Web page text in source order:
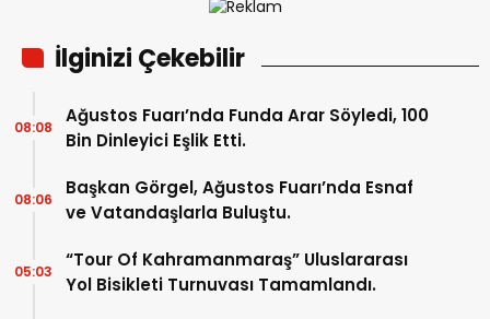
İlginizi Çekebilir
Ağustos Fuarı’nda Funda Arar Söyledi, 100
Bin Dinleyici Eşlik Etti.
08:08
Başkan Görgel, Ağustos Fuarı’nda Esnaf
ve Vatandaşlarla Buluştu.
08:06
“Tour Of Kahramanmaraş” Uluslararası
Yol Bisikleti Turnuvası Tamamlandı.
05:03